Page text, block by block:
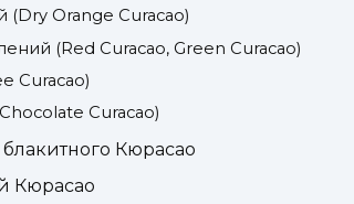
Orange Curacao)
(Red Curacao, Green Curacao)
Curacao)
Curacao)
Кюрасао
Кюрасао